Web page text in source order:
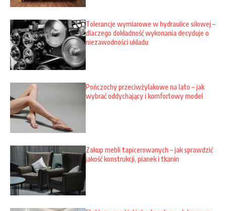
Tolerancje wymiarowe w hydraulice siłowej –
dlaczego dokładność wykonania decyduje o
niezawodności układu
Pończochy przeciwżylakowe na lato – jak
wybrać oddychający i komfortowy model
Zakup mebli tapicerowanych – jak sprawdzić
jakość konstrukcji, pianek i tkanin